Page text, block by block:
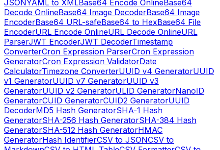
JSONYAML to XMLBase64 Encode OnlineBase64
Decode OnlineBase64 Image DecoderBase64 Image
EncoderBase64 URL-safeBase64 to HexBase64 File
EncoderURL Encode OnlineURL Decode OnlineURL
ParserJWT EncoderJWT DecoderTimestamp
ConverterCron Expression ParserCron Expression
GeneratorCron Expression ValidatorDate
CalculatorTimezone ConverterUUID v4 GeneratorUUID
v1 GeneratorUUID v7 GeneratorUUID v3
GeneratorUUID v2 GeneratorULID GeneratorNanoID
GeneratorCUID GeneratorCUID2 GeneratorUUID
DecoderMD5 Hash GeneratorSHA-1 Hash
GeneratorSHA-256 Hash GeneratorSHA-384 Hash
GeneratorSHA-512 Hash GeneratorHMAC
GeneratorHash IdentifierCSV to JSONCSV to